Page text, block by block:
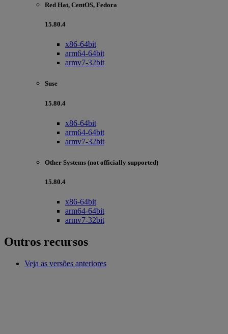
Red Hat, CentOS, Fedora
15.80.4
x86-64bit
arm64-64bit
armv7-32bit
Suse
15.80.4
x86-64bit
arm64-64bit
armv7-32bit
Other Systems (not officially supported)
15.80.4
x86-64bit
arm64-64bit
armv7-32bit
Outros recursos
Veja as versões anteriores